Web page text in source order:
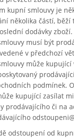
kupní smlouvy je
několika částí,
dodávky
musí být
v předchozí
může kupující
podmínek.
kupující zasílat
prodávajícího či na
odstoupení od